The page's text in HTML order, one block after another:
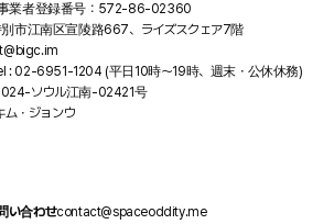
事業者登録番号：572-86-02360
市江南区宣陵路667、ライズスクェア7階
: 02-6951-1204 (平日10時～19時、週末・公休休務)
ソウル江南‐02421号
・ジョンウ
い合わせcontact@spaceoddity.me